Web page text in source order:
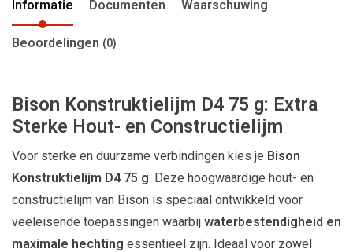
Informatie Documenten Waarschuwing
Beoordelingen (0)
Bison Konstruktielijm D4 75 g: Extra
Sterke Hout- en Constructielijm
Voor sterke en duurzame verbindingen kies je Bison
Konstruktielijm D4 75 g. Deze hoogwaardige hout- en
constructielijm van Bison is speciaal ontwikkeld voor
veeleisende toepassingen waarbij waterbestendigheid en
maximale hechting essentieel zijn. Ideaal voor zowel